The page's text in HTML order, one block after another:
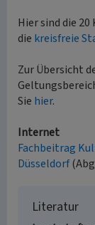
Hier sind die
die kreisfreie
Zur Übersicht
Sie hier.
Internet
Fachbeitrag
Düsseldorf
Literatur